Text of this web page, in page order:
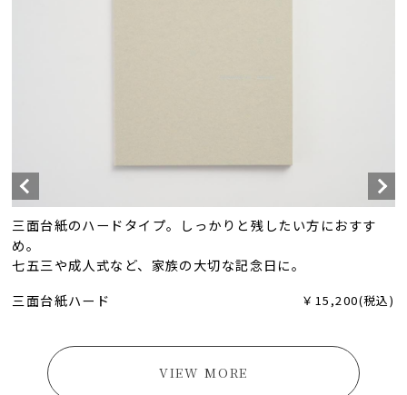
三面台紙のハードタイプ。しっかりと残したい方におすす
め。
七五三や成人式など、家族の大切な記念日に。
三面台紙ハード ￥15,200(税込)
VIEW MORE